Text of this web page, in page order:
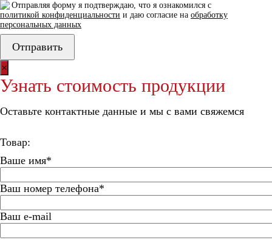
Отправляя форму я подтверждаю, что я ознакомился с
политикой конфиденциальности и даю согласие на обработку
персональных данных
×
Узнать стоимость продукции
Оставьте контактные данные и мы с вами свяжемся
Товар:
Ваше имя*
Ваш номер телефона*
Ваш e-mail